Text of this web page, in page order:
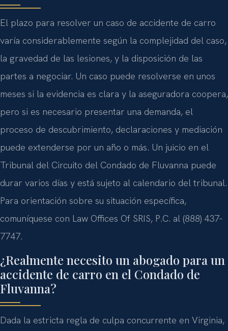
El plazo para resolver un caso de accidente de carro
varía considerablemente según la complejidad del caso,
la gravedad de las lesiones, y la disposición de las
partes a negociar. Un caso puede resolverse en unos
meses si la evidencia es clara y la aseguradora coopera,
pero si es necesario presentar una demanda, el
proceso de descubrimiento, declaraciones y mediación
puede extenderse por un año o más. Un juicio en el
Tribunal del Circuito del Condado de Fluvanna puede
durar varios días y está sujeto al calendario del tribunal.
Para orientación sobre su situación específica,
comuníquese con Law Offices Of SRIS, P.C. al (888) 437-
7747.
¿Realmente necesito un abogado para un
accidente de carro en el Condado de
Fluvanna?
Dada la estricta regla de culpa concurrente en Virginia,